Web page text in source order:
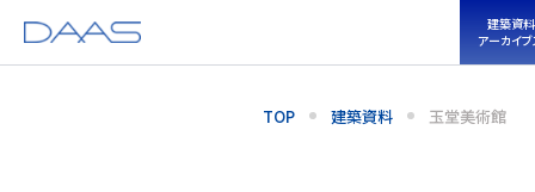
建築資料
アーカイ
TOP 建築資料 玉堂美術館